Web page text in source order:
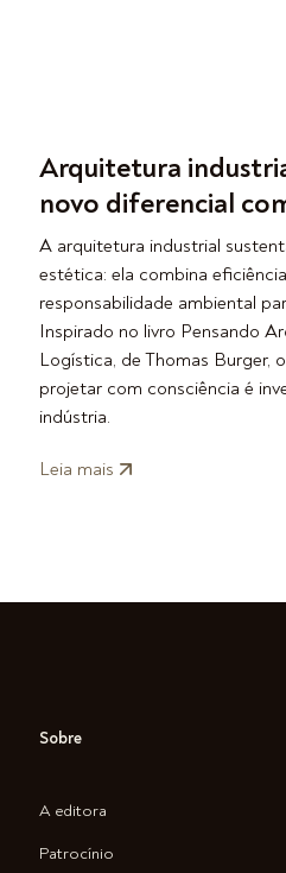
Arquitetura
novo diferencial
A arquitetura industrial
estética: ela combina
responsabilidade ambiental
Inspirado no livro Pensando
Logística, de Thomas Burger,
projetar com consciência é
indústria.
Leia mais
Sobre
A editora
Patrocínio